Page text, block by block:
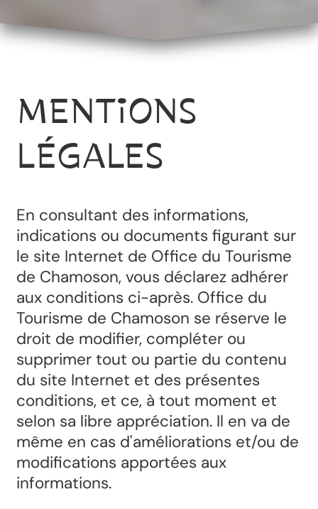
MENTIONS
LÉGALES
En consultant des informations,
indications ou documents figurant sur
le site Internet de Office du Tourisme
de Chamoson, vous déclarez adhérer
aux conditions ci-après. Office du
Tourisme de Chamoson se réserve le
droit de modifier, compléter ou
supprimer tout ou partie du contenu
du site Internet et des présentes
conditions, et ce, à tout moment et
selon sa libre appréciation. Il en va de
même en cas d'améliorations et/ou de
modifications apportées aux
informations.